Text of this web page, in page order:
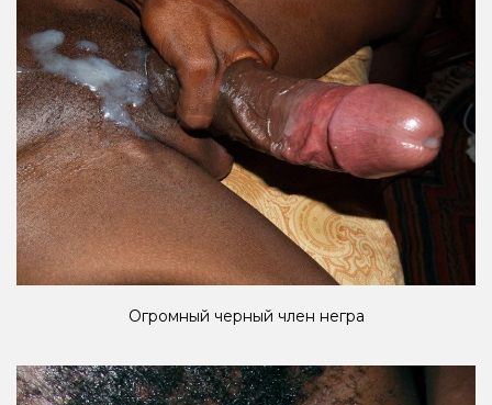
Огромный черный член негра